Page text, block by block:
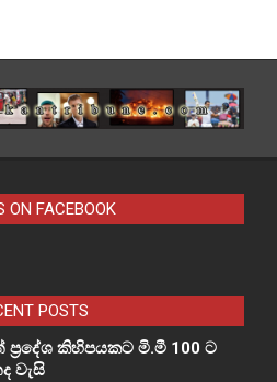
ON FACEBOOK
POSTS
ප්‍රදේශ කිහිපයකට මි.මී 100 ට
වැසි